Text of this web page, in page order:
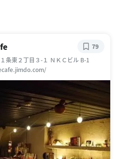
条東２丁目３-１ ＮＫＣビル B-1
79